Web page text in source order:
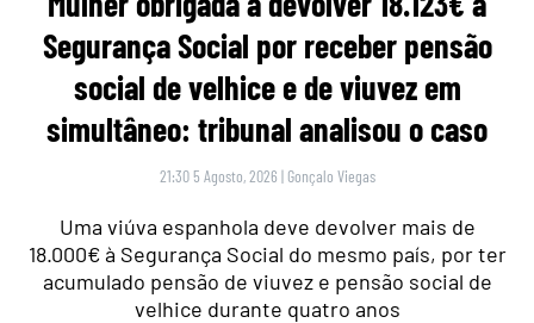
Segurança Social por receber pensão
social de velhice e de viuvez em
simultâneo: tribunal analisou o caso
21:30 5 Agosto, 2026 | Gonçalo Viegas
Uma viúva espanhola deve devolver mais de
18.000€ à Segurança Social do mesmo país, por ter
acumulado pensão de viuvez e pensão social de
velhice durante quatro anos